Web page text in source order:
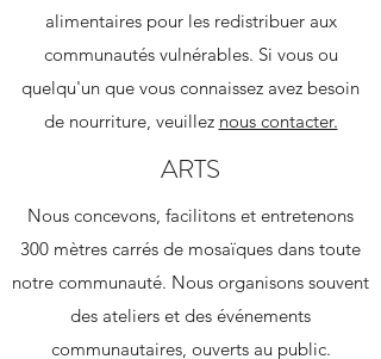
alimentaires pour les redistribuer aux
communautés vulnérables. Si vous ou
quelqu'un que vous connaissez avez besoin
de nourriture, veuillez nous contacter.
ARTS
Nous concevons, facilitons et entretenons
300 mètres carrés de mosaïques dans toute
notre communauté. Nous organisons souvent
des ateliers et des événements
communautaires, ouverts au public.